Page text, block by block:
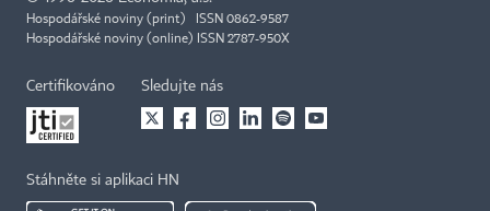
Hospodářské noviny (print) ISSN 0862-9587
Hospodářské noviny (online) ISSN 2787-950X
Certifikováno Sledujte nás
Stáhněte si aplikaci HN